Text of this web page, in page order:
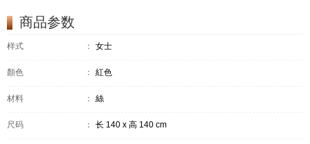
商品参数
样式 ： 女士
顏色 ： 紅色
材料 ： 絲
尺码 ： 长 140 x 高 140 cm